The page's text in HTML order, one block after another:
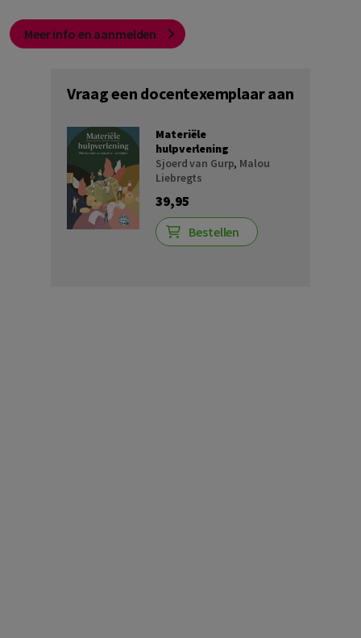
Meer info en aanmelden
Vraag een docentexemplaar aan
Materiële
hulpverlening
Sjoerd van Gurp, Malou
Liebregts
39,95
Bestellen